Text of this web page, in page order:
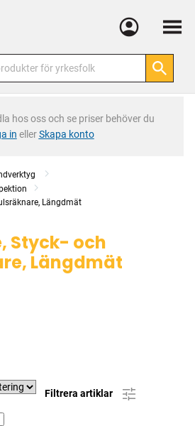
Meny
hos oss och se priser behöver du
in ellerSkapa konto
Längdmät
Styck- och
Längdmät
Filtrera artiklar